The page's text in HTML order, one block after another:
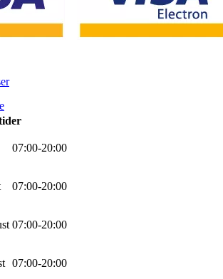
07:00-20:00
07:00-20:00
07:00-20:00
07:00-20:00